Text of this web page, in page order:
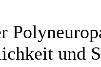
und